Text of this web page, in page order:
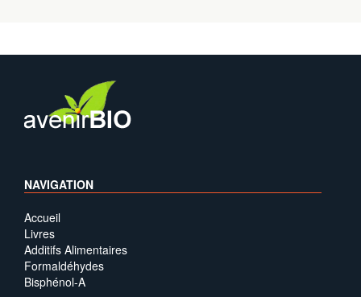
NAVIGATION
Accueil
Livres
Additifs Alimentaires
Formaldéhydes
Bisphénol-A